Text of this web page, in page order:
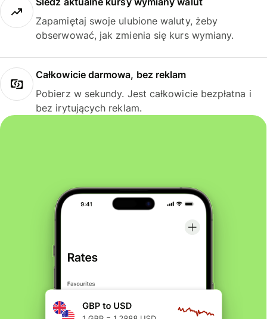
Zapamiętaj swoje ulubione waluty, żeby
obserwować, jak zmienia się kurs wymiany.
Całkowicie darmowa, bez reklam
Pobierz w sekundy. Jest całkowicie bezpłatna i
bez irytujących reklam.